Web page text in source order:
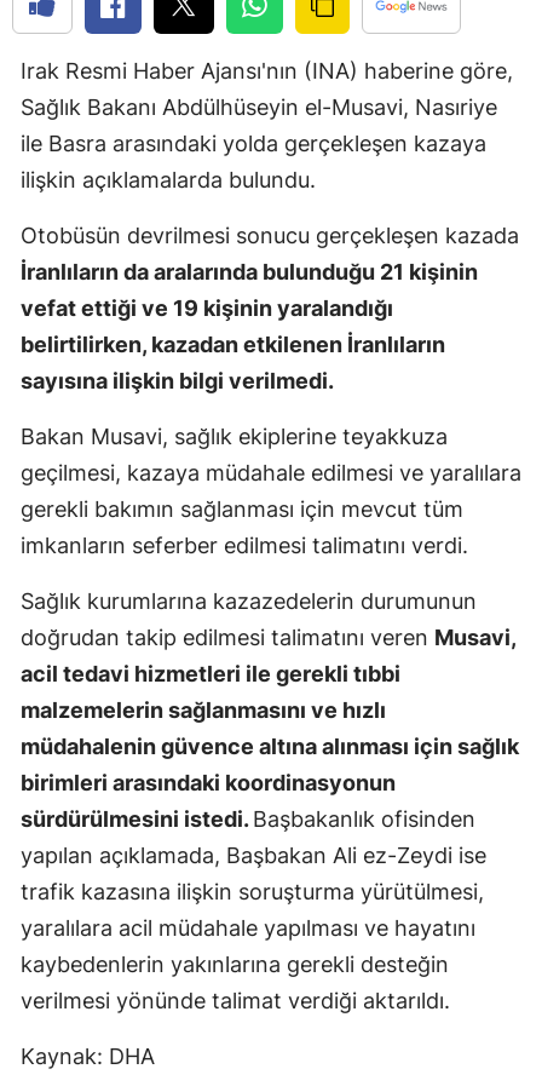
Edirne
Elazığ
Erzincan
Eskişehir
Gaziantep
Hakkari
Hatay
Isparta
İstanbul
Kayseri
Kırklareli
Kırşehir
Kocaeli
Irak Resmi Haber Ajansı'nın (INA) haberine göre,
Sağlık Bakanı Abdülhüseyin el-Musavi, Nasıriye
ile Basra arasındaki yolda gerçekleşen kazaya
ilişkin açıklamalarda bulundu.
Otobüsün devrilmesi sonucu gerçekleşen kazada
İranlıların da aralarında bulunduğu 21 kişinin
vefat ettiği ve 19 kişinin yaralandığı
belirtilirken, kazadan etkilenen İranlıların
sayısına ilişkin bilgi verilmedi.
Bakan Musavi, sağlık ekiplerine teyakkuza
geçilmesi, kazaya müdahale edilmesi ve yaralılara
gerekli bakımın sağlanması için mevcut tüm
imkanların seferber edilmesi talimatını verdi.
Sağlık kurumlarına kazazedelerin durumunun
doğrudan takip edilmesi talimatını veren Musavi,
acil tedavi hizmetleri ile gerekli tıbbi
malzemelerin sağlanmasını ve hızlı
müdahalenin güvence altına alınması için sağlık
birimleri arasındaki koordinasyonun
sürdürülmesini istedi.Başbakanlık ofisinden
yapılan açıklamada, Başbakan Ali ez-Zeydi ise
trafik kazasına ilişkin soruşturma yürütülmesi,
yaralılara acil müdahale yapılması ve hayatını
kaybedenlerin yakınlarına gerekli desteğin
verilmesi yönünde talimat verdiği aktarıldı.
Kaynak: DHA